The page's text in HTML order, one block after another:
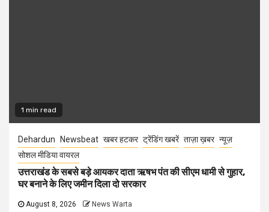
1 min read
Dehardun Newsbeat खबर हटकर ट्रेंडिंग खबरें ताज़ा ख़बर न्यूज़
सोशल मीडिया वायरल
उत्तराखंड के सबसे बड़े आयकर दाता ऋषभ पंत की सीएम धामी से गुहार,
घर बनाने के लिए जमीन दिला दो सरकार
August 8, 2026 News Warta